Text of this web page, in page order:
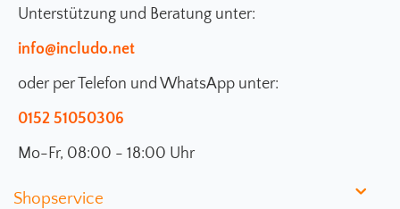
Unterstützung und Beratung unter:
info@includo.net
oder per Telefon und WhatsApp unter:
0152 51050306
Mo-Fr, 08:00 - 18:00 Uhr
Shopservice